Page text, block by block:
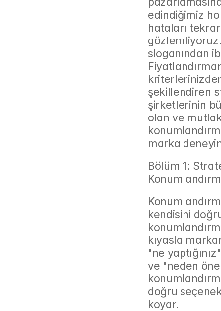
edindiğimiz
hataları
sloganından
şekillendiren
şirketlerinin
olan ve
marka
Bölüm 1:
kendisini
kıyasla
"ne
ve "neden
doğru
koyar.